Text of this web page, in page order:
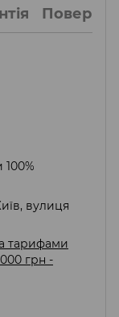
100%
вулиця
тарифами
грн -